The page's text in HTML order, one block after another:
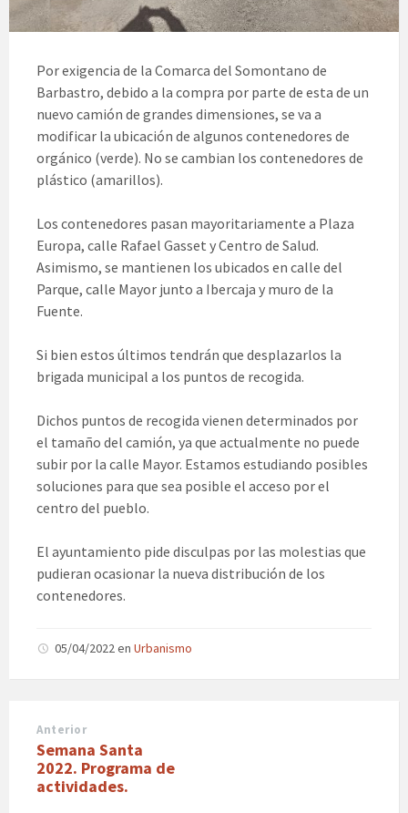
Por exigencia de la Comarca del Somontano de
Barbastro, debido a la compra por parte de esta de un
nuevo camión de grandes dimensiones, se va a
modificar la ubicación de algunos contenedores de
orgánico (verde). No se cambian los contenedores de
plástico (amarillos).
Los contenedores pasan mayoritariamente a Plaza
Europa, calle Rafael Gasset y Centro de Salud.
Asimismo, se mantienen los ubicados en calle del
Parque, calle Mayor junto a Ibercaja y muro de la
Fuente.
Si bien estos últimos tendrán que desplazarlos la
brigada municipal a los puntos de recogida.
Dichos puntos de recogida vienen determinados por
el tamaño del camión, ya que actualmente no puede
subir por la calle Mayor. Estamos estudiando posibles
soluciones para que sea posible el acceso por el
centro del pueblo.
El ayuntamiento pide disculpas por las molestias que
pudieran ocasionar la nueva distribución de los
contenedores.
05/04/2022en Urbanismo
Anterior
Semana Santa
2022. Programa de
actividades.